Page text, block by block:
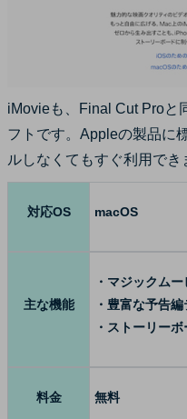
iMovieも、Final Cut Proと
フトです。Appleの製品に
ルしなくてもすぐ利用でき
対応OS macOS
主な機能
・マジックム
・豊富な予告
・ストーリー
料金 無料